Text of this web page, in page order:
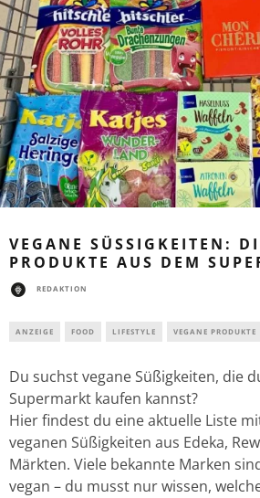
VEGANE SÜSSIGKEITEN: DIE
RODUKTE AUS DEM
REDAKTION
ANZEIGE FOOD LIFESTYLE VEGANE PRODUKTE
Du suchst vegane Süßigkeiten, die
Supermarkt kaufen kannst?
Hier findest du eine aktuelle Liste
veganen Süßigkeiten aus Edeka,
Märkten. Viele bekannte Marken
vegan – du musst nur wissen,